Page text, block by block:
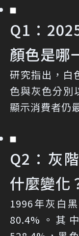
Q1：
顏色是哪
研究指出，白
色與灰色分別
顯示消費者仍
Q2：灰
什麼變化
1996年灰白
80.4%。其